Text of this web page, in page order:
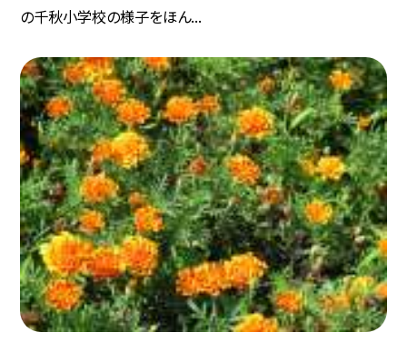
の千秋小学校の様子をほん...